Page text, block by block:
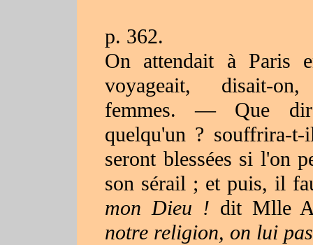
p. 362.
On attendait à Paris
voyageait, disait-
femmes. — Que
quelqu'un ? souffrira-
seront blessées si l'on
son sérail ; et puis, il
mon Dieu ! dit Mlle
notre religion, on lui